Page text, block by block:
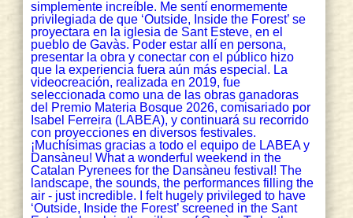
2 6 Twitter
sarah misselbrook Retweeted
Tectónica Cultural @tectonica_ac
·
22 Nov 2024
📅 Diumenge 24N a les 12 h a Lo
Pati : Performance ALMINAL. Cos, veu i
memòria, amb artistes del Projecte DAR
Terres de l’Ebre. Una reflexió sobre la
saviesa femenina, la connexió amb la